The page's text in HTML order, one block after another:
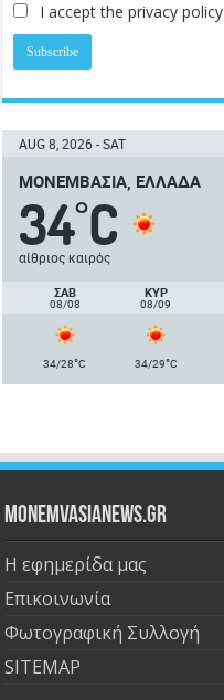
I accept the privacy policy
AUG 8, 2026 - SAT
ΜΟΝΕΜΒΑΣΙΆ, ΕΛΛΆΔΑ
34°C
αίθριος καιρός
ΣΑΒ
08/08
ΚΥΡ
08/09
34/28°C 34/29°C
Monemvasianews.gr
Η εφημερίδα μας
Επικοινωνία
Φωτογραφική Συλλογή
SITEMAP